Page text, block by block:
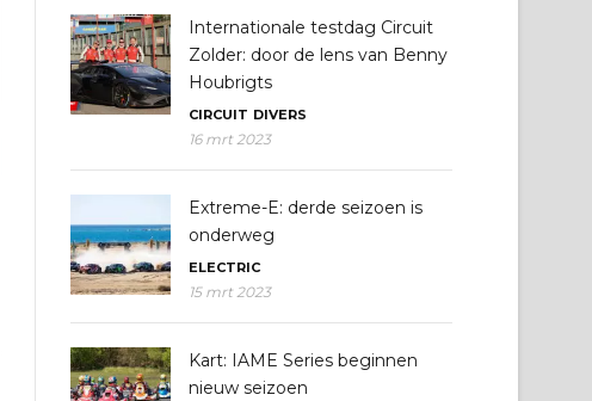
Internationale testdag Circuit
Zolder: door de lens van Benny
Houbrigts
CIRCUIT DIVERS
16 mrt 2023
Extreme-E: derde seizoen is
onderweg
ELECTRIC
15 mrt 2023
Kart: IAME Series beginnen
nieuw seizoen